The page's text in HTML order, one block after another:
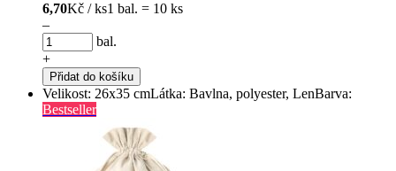
6,70Kč / ks1 bal. = 10 ks
–
bal.
+
Přidat do košíku
Velikost: 26x35 cmLátka: Bavlna, polyester, LenBarva:
Bestseller